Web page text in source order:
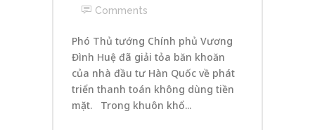
Comments
Phó Thủ tướng Chính phủ Vương
Đình Huệ đã giải tỏa băn khoăn
của nhà đầu tư Hàn Quốc về phát
triển thanh toán không dùng tiền
mặt. Trong khuôn khổ...